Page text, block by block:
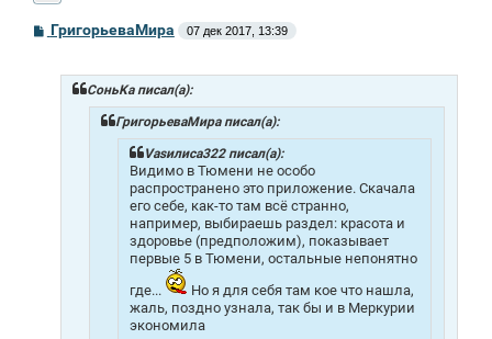
С
о
ГригорьеваМира 07 дек 2017, 13:39
СоньKa писал(а):
ГригорьеваМира писал(а):
Vasилиса322 писал(а):
Видимо в Тюмени не особо
распространено это приложение. Скачала
его себе, как-то там всё странно,
например, выбираешь раздел: красота и
здоровье (предположим), показывает
первые 5 в Тюмени, остальные непонятно
где...
Но я для себя там кое что нашла,
жаль, поздно узнала, так бы и в Меркурии
экономила